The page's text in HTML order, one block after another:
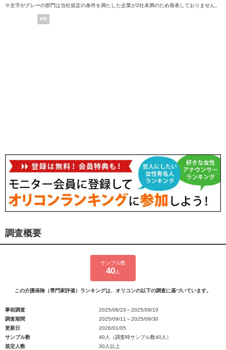
※文字がグレーの部門は当社規定の条件を満たした企業が2社未満のため発表しておりません。
PR
調査概要
サンプル数
40人
この介護保険（専門家評価）ランキングは、オリコンの以下の調査に基づいています。
事前調査
2025/06/23～2025/09/10
調査期間
2025/09/11～2025/09/30
更新日
2026/01/05
サンプル数
40人（調査時サンプル数40人）
規定人数
30人以上